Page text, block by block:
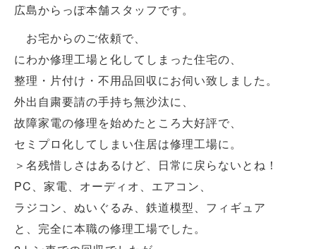
広島からっぽ本舗スタッフです。
お宅からのご依頼で、
にわか修理工場と化してしまった住宅の、
整理・片付け・不用品回収にお伺い致しました。
外出自粛要請の手持ち無沙汰に、
故障家電の修理を始めたところ大好評で、
セミプロ化してしまい住居は修理工場に。
＞名残惜しさはあるけど、日常に戻らないとね！
PC、家電、オーディオ、エアコン、
ラジコン、ぬいぐるみ、鉄道模型、フィギュア
と、完全に本職の修理工場でした。